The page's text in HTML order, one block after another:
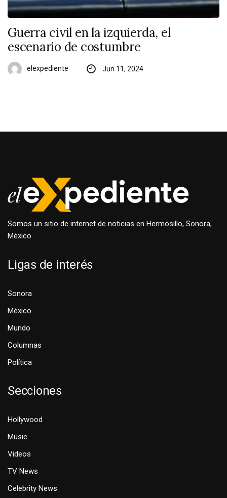
Guerra civil en la izquierda, el
escenario de costumbre
elexpediente Jun 11, 2024
Somos un sitio de internet de noticias en Hermosillo, Sonora,
México
Ligas de interés
Sonora
México
Mundo
Columnas
Política
Secciones
Hollywood
Music
Videos
TV News
Celebrity News